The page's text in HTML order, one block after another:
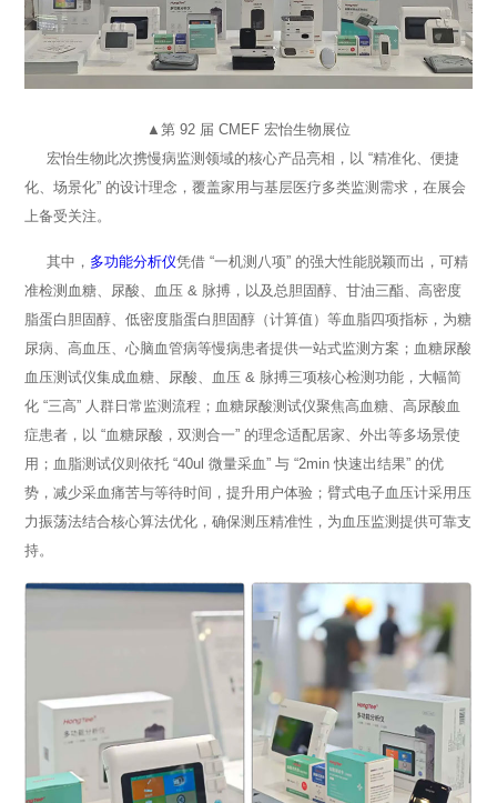
▲第 92 届 CMEF 宏怡生物展位
宏怡生物此次携慢病监测领域的核心产品亮相，以 “精准化、便捷
化、场景化” 的设计理念，覆盖家用与基层医疗多类监测需求，在展会
上备受关注。
其中， 多功能分析仪凭借 “一机测八项” 的强大性能脱颖而出，可精
准检测血糖、尿酸、血压 & 脉搏，以及总胆固醇、甘油三酯、高密度
脂蛋白胆固醇、低密度脂蛋白胆固醇（计算值）等血脂四项指标，为糖
尿病、高血压、心脑血管病等慢病患者提供一站式监测方案；血糖尿酸
血压测试仪集成血糖、尿酸、血压 & 脉搏三项核心检测功能，大幅简
化 “三高” 人群日常监测流程；血糖尿酸测试仪聚焦高血糖、高尿酸血
症患者，以 “血糖尿酸，双测合一” 的理念适配居家、外出等多场景使
用；血脂测试仪则依托 “40ul 微量采血” 与 “2min 快速出结果” 的优
势，减少采血痛苦与等待时间，提升用户体验；臂式电子血压计采用压
力振荡法结合核心算法优化，确保测压精准性，为血压监测提供可靠支
持。